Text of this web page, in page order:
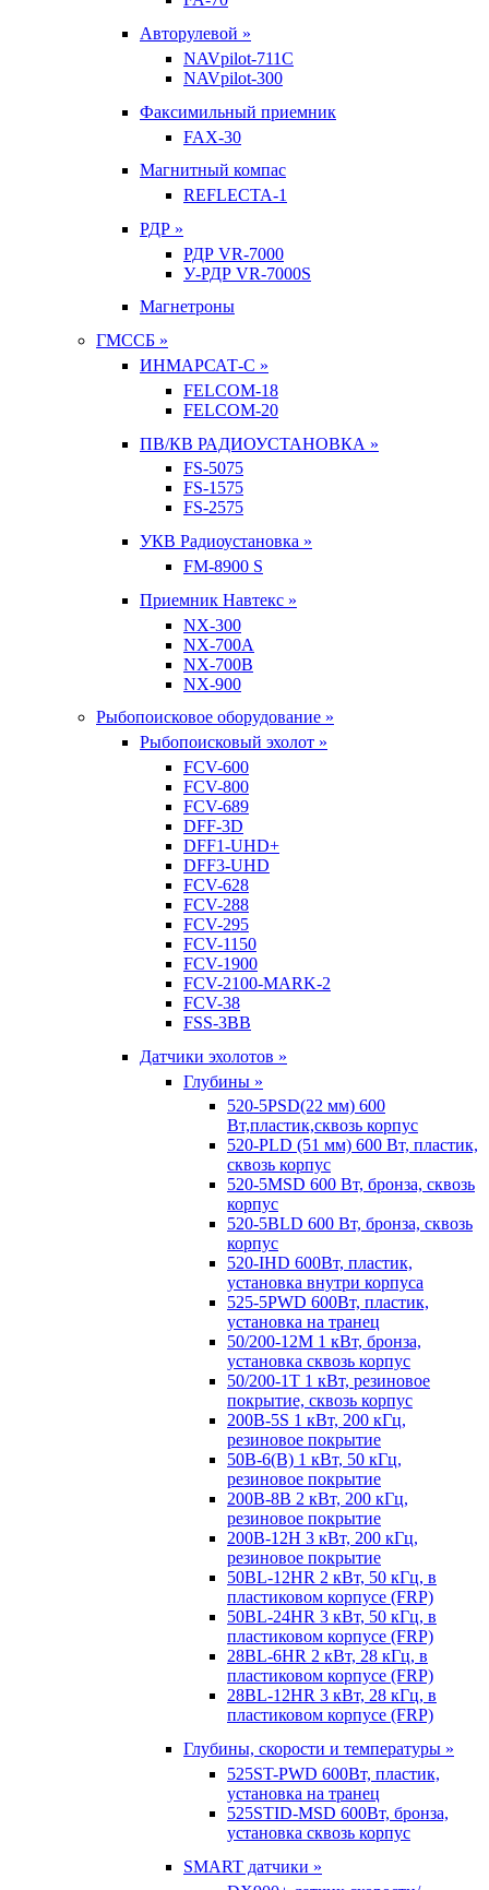
Авторулевой »
NAVpilot-711С
NAVpilot-300
Факсимильный приемник
FAX-30
Магнитный компас
REFLECTA-1
РДР »
РДР VR-7000
У-РДР VR-7000S
Магнетроны
ГМССБ »
ИНМАРСАТ-С »
FELCOM-18
FELCOM-20
ПВ/КВ РАДИОУСТАНОВКА »
FS-5075
FS-1575
FS-2575
УКВ Радиоустановка »
FM-8900 S
Приемник Навтекс »
NX-300
NX-700A
NX-700B
NX-900
Рыбопоисковое оборудование »
Рыбопоисковый эхолот »
FCV-600
FCV-800
FCV-689
DFF-3D
DFF1-UHD+
DFF3-UHD
FCV-628
FCV-288
FCV-295
FCV-1150
FCV-1900
FCV-2100-MARK-2
FCV-38
FSS-3BB
Датчики эхолотов »
Глубины »
520-5PSD(22 мм) 600
Вт,пластик,сквозь корпус
520-PLD (51 мм) 600 Вт, пластик,
сквозь корпус
520-5MSD 600 Вт, бронза, сквозь
корпус
520-5BLD 600 Вт, бронза, сквозь
корпус
520-IHD 600Вт, пластик,
установка внутри корпуса
525-5PWD 600Вт, пластик,
установка на транец
50/200-12M 1 кВт, бронза,
установка сквозь корпус
50/200-1T 1 кВт, резиновое
покрытие, сквозь корпус
200B-5S 1 кВт, 200 кГц,
резиновое покрытие
50B-6(B) 1 кВт, 50 кГц,
резиновое покрытие
200B-8B 2 кВт, 200 кГц,
резиновое покрытие
200B-12H 3 кВт, 200 кГц,
резиновое покрытие
50BL-12HR 2 кВт, 50 кГц, в
пластиковом корпусе (FRP)
50BL-24HR 3 кВт, 50 кГц, в
пластиковом корпусе (FRP)
28BL-6HR 2 кВт, 28 кГц, в
пластиковом корпусе (FRP)
28BL-12HR 3 кВт, 28 кГц, в
пластиковом корпусе (FRP)
Глубины, скорости и температуры »
525ST-PWD 600Вт, пластик,
установка на транец
525STID-MSD 600Вт, бронза,
установка сквозь корпус
SMART датчики »